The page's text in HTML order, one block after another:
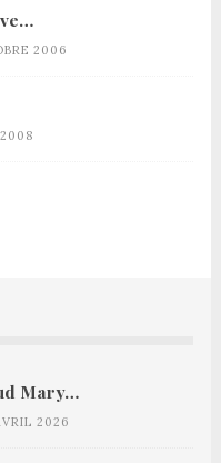
2006
Mary…
2026